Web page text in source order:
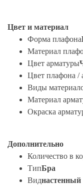
Цвет и материал
Форма плафона
Материал
Цвет арматуры
Цвет плафона /
Виды
Материал
Окраска
Дополнительно
Количество в
ТипБра
Виднастенный